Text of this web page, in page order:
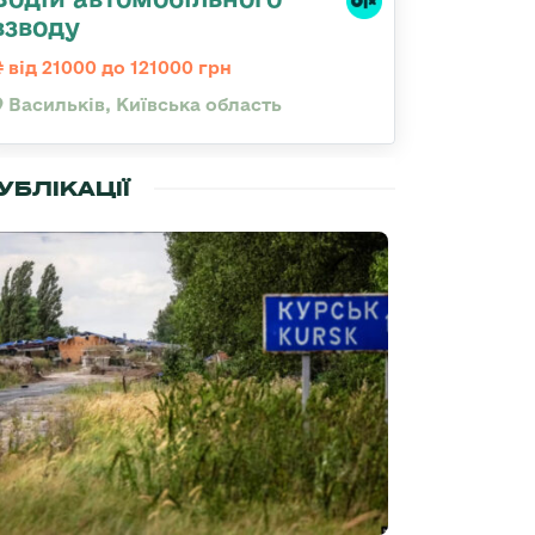
від 21000 до 121000 грн
Васильків, Київська область